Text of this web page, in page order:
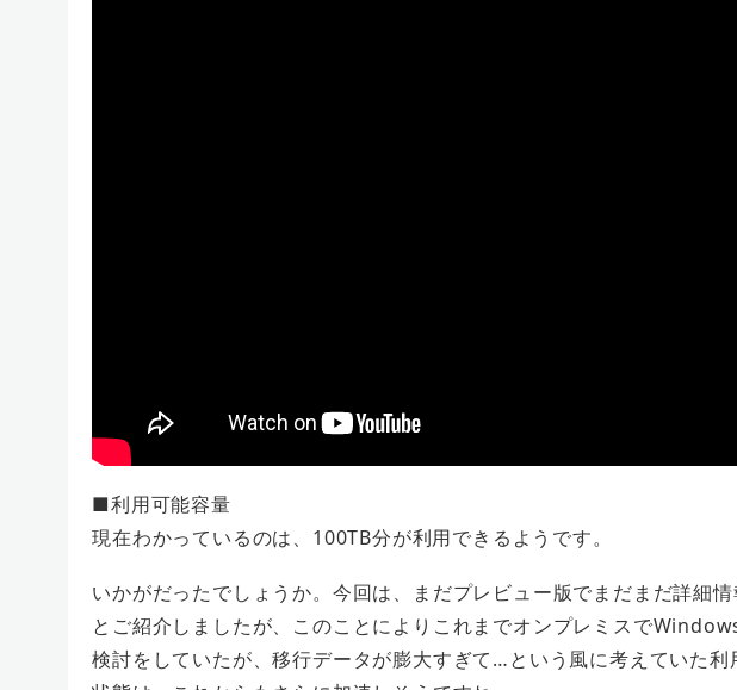
■利用可能容量
現在わかっているのは、100TB分が利用できるようです。
いかがだったでしょうか。今回は、まだプレビュー版でまだまだ詳細
とご紹介しましたが、このことによりこれまでオンプレミスで
検討をしていたが、移行データが膨大すぎて…という風に考えていた